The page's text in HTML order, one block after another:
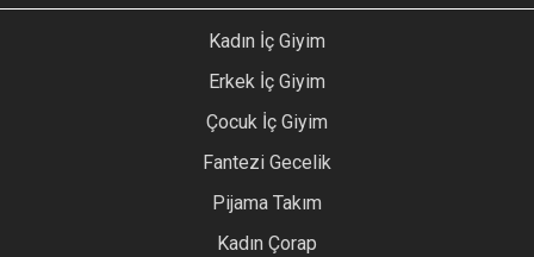
Kadın İç Giyim
Erkek İç Giyim
Çocuk İç Giyim
Fantezi Gecelik
Pijama Takım
Kadın Çorap